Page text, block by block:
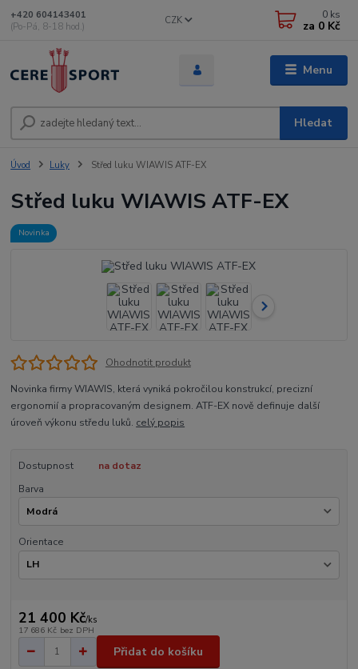
Menu
CZK
Hledat
+420 604143401
(Po-Pá, 8-18 hod.)
0 ks
za 0 Kč
Úvod Luky Střed luku WIAWIS ATF-EX
Střed luku WIAWIS ATF-EX
Novinka
Ohodnotit produkt
Novinka firmy WIAWIS, která vyniká pokročilou konstrukcí, precizní
ergonomií a propracovaným designem. ATF-EX nově definuje další
úroveň výkonu středu luků. celý popis
Dostupnost
na dotaz
Barva
Orientace
21 400 Kč/ks
17 686 Kč bez DPH
Přidat do košíku